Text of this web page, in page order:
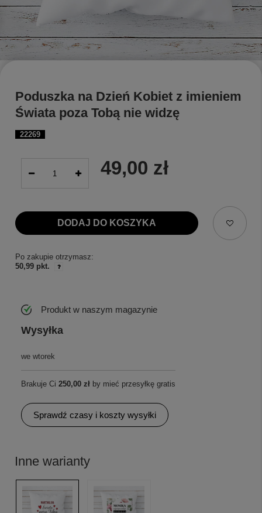
22269
Poduszka na Dzień Kobiet z imieniem
Świata poza Tobą nie widzę
49,00 zł
DODAJ DO KOSZYKA
Po zakupie otrzymasz:
50,99 pkt.
Produkt w naszym magazynie
Wysyłka
we wtorek
Brakuje Ci 250,00 zł by mieć przesyłkę gratis
Sprawdź czasy i koszty wysyłki
Inne warianty